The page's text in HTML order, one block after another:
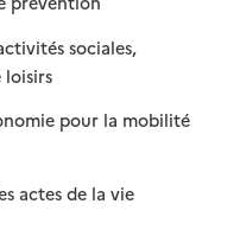
sociales,
loisirs
: disponible
: non disponible
pour la mobilité
actes de la vie